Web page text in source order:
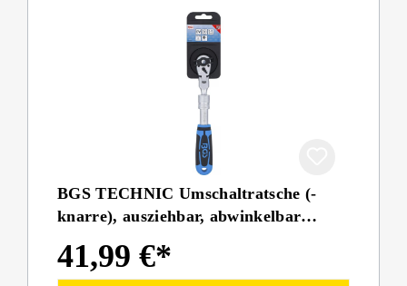
BGS TECHNIC Umschaltratsche (-
knarre), ausziehbar, abwinkelbar
41,99 €*